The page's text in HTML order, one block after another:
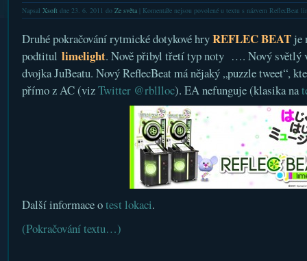
Napsal Xsoftdne 23. 6. 2011 do Ze světa| Komentáře nejsou povolenéu textu s názvem ReflecBeat
Druhé pokračování rytmické dotykové hryREFLEC BEATje
podtitul limelight. Nově přibyl třetí typ noty …. Nový světlý
dvojka JuBeatu. Nový ReflecBeat má nějaký „puzzle tweet“,
přímo z AC (vizTwitter @rbllloc). EA nefunguje (klasika na
Další informace otest lokaci.
(Pokračování textu…)